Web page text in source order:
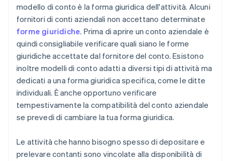
modello di conto è la forma giuridica dell'attività. Alcuni
fornitori di conti aziendali non accettano determinate
forme giuridiche. Prima di aprire un conto aziendale è
quindi consigliabile verificare quali siano le forme
giuridiche accettate dal fornitore del conto. Esistono
inoltre modelli di conto adatti a diversi tipi di attività ma
dedicati a una forma giuridica specifica, come le ditte
individuali. È anche opportuno verificare
tempestivamente la compatibilità del conto aziendale
se prevedi di cambiare la tua forma giuridica.
Le attività che hanno bisogno spesso di depositare e
prelevare contanti sono vincolate alla disponibilità di